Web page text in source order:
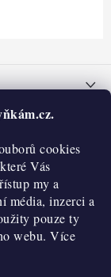
cookies
Vás
my a
média, inzerci a
pouze ty
webu. Více